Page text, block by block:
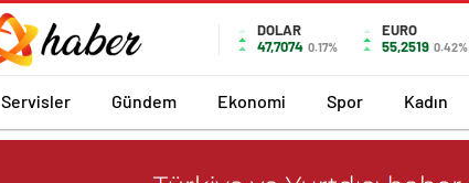
DOLAR
47,7074 0.17%
EURO
55,2519 0.42%
Servisler Gündem Ekonomi Spor Kadın